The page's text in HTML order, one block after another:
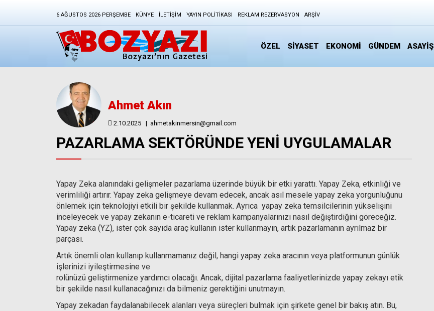
6 AĞUSTOS 2026 PERŞEMBE KÜNYE İLETIŞIM YAYIN POLITIKASI REKLAM REZERVASYON ARŞIV
ÖZEL SİYASET EKONOMİ GÜNDEM ASAYİŞ
Ahmet Akın
2.10.2025 | ahmetakinmersin@gmail.com
PAZARLAMA SEKTÖRÜNDE YENİ UYGULAMALAR
Yapay Zeka alanındaki gelişmeler pazarlama üzerinde büyük bir etki yarattı. Yapay Zeka, etkinliği ve
verimliliği artırır. Yapay zeka gelişmeye devam edecek, ancak asıl mesele yapay zeka yorgunluğunu
önlemek için teknolojiyi etkili bir şekilde kullanmak. Ayrıca yapay zeka temsilcilerinin yükselişini
inceleyecek ve yapay zekanın e-ticareti ve reklam kampanyalarınızı nasıl değiştirdiğini göreceğiz.
Yapay zeka (YZ), ister çok sayıda araç kullanın ister kullanmayın, artık pazarlamanın ayrılmaz bir
parçası.
Artık önemli olan kullanıp kullanmamanız değil, hangi yapay zeka aracının veya platformunun günlük
işlerinizi iyileştirmesine ve
rolünüzü geliştirmenize yardımcı olacağı. Ancak, dijital pazarlama faaliyetlerinizde yapay zekayı etik
bir şekilde nasıl kullanacağınızı da bilmeniz gerektiğini unutmayın.
Yapay zekadan faydalanabilecek alanları veya süreçleri bulmak için şirkete genel bir bakış atın. Bu,